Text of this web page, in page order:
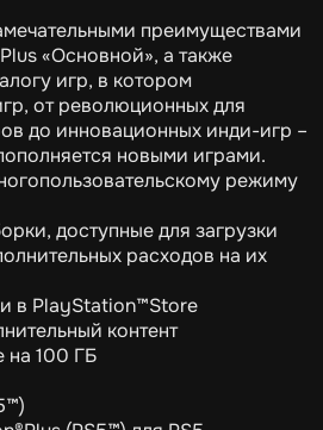
преимуществами
«Основной», а также
игр, в котором
от революционных для
до инновационных инди-игр –
новыми играми.
режиму
доступные для загрузки
расходов на их
в PlayStation™Store
контент
на 100 ГБ